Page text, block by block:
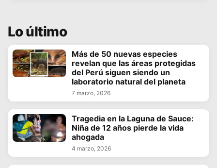
Lo último
Más de 50 nuevas especies
revelan que las áreas protegidas
del Perú siguen siendo un
laboratorio natural del planeta
7 marzo, 2026
Tragedia en la Laguna de Sauce:
Niña de 12 años pierde la vida
ahogada
4 marzo, 2026